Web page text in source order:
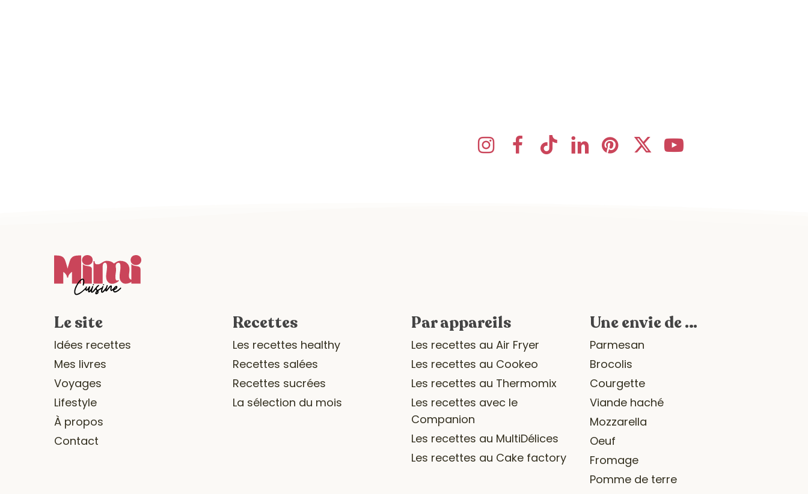
Le site
Idées recettes
Mes livres
Voyages
Lifestyle
À propos
Contact
Recettes
Les recettes healthy
Recettes salées
Recettes sucrées
La sélection du mois
Par appareils
Les recettes au Air Fryer
Les recettes au Cookeo
Les recettes au Thermomix
Les recettes avec le
Companion
Les recettes au MultiDélices
Les recettes au Cake factory
Une envie de …
Parmesan
Brocolis
Courgette
Viande haché
Mozzarella
Oeuf
Fromage
Pomme de terre